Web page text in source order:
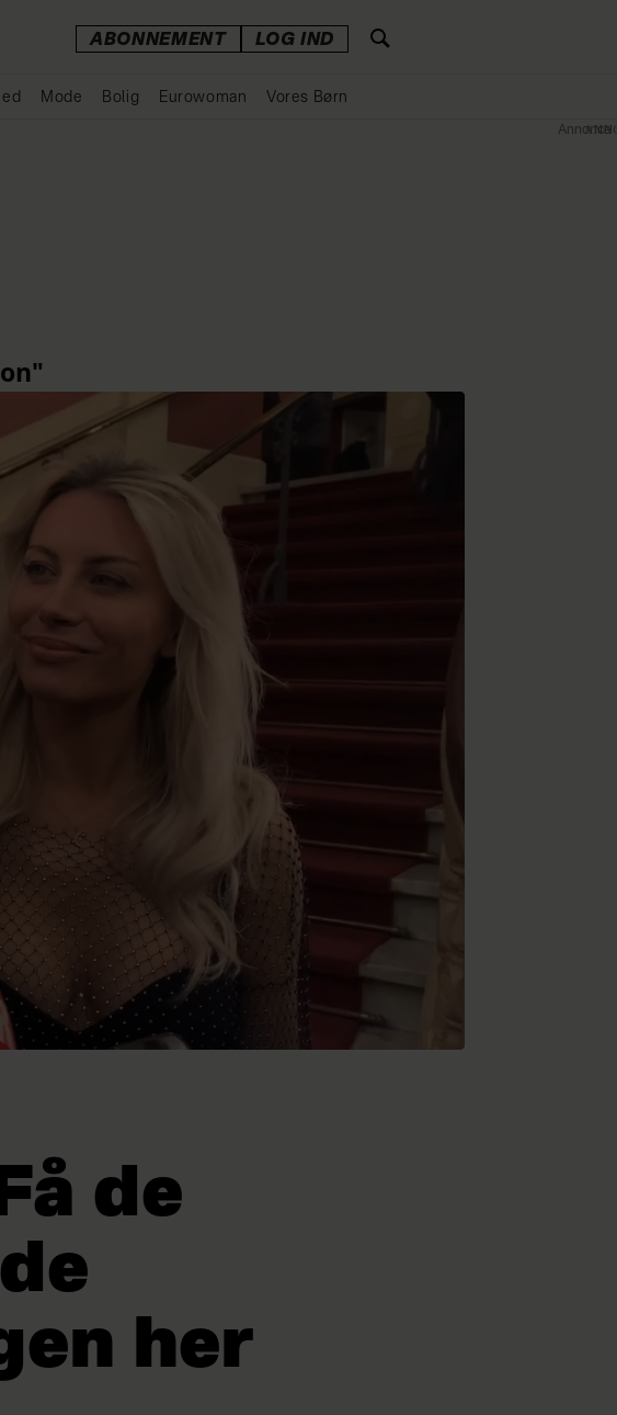
ABONNEMENT LOG IND
Mode Bolig Eurowoman Vores Børn
de
her
Annonce